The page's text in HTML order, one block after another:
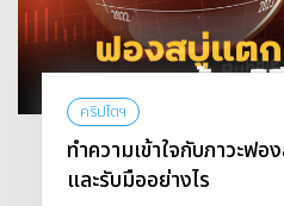
คริปโตฯ
ทำความเข้าใจกับภาวะฟ
และรับมืออย่างไร